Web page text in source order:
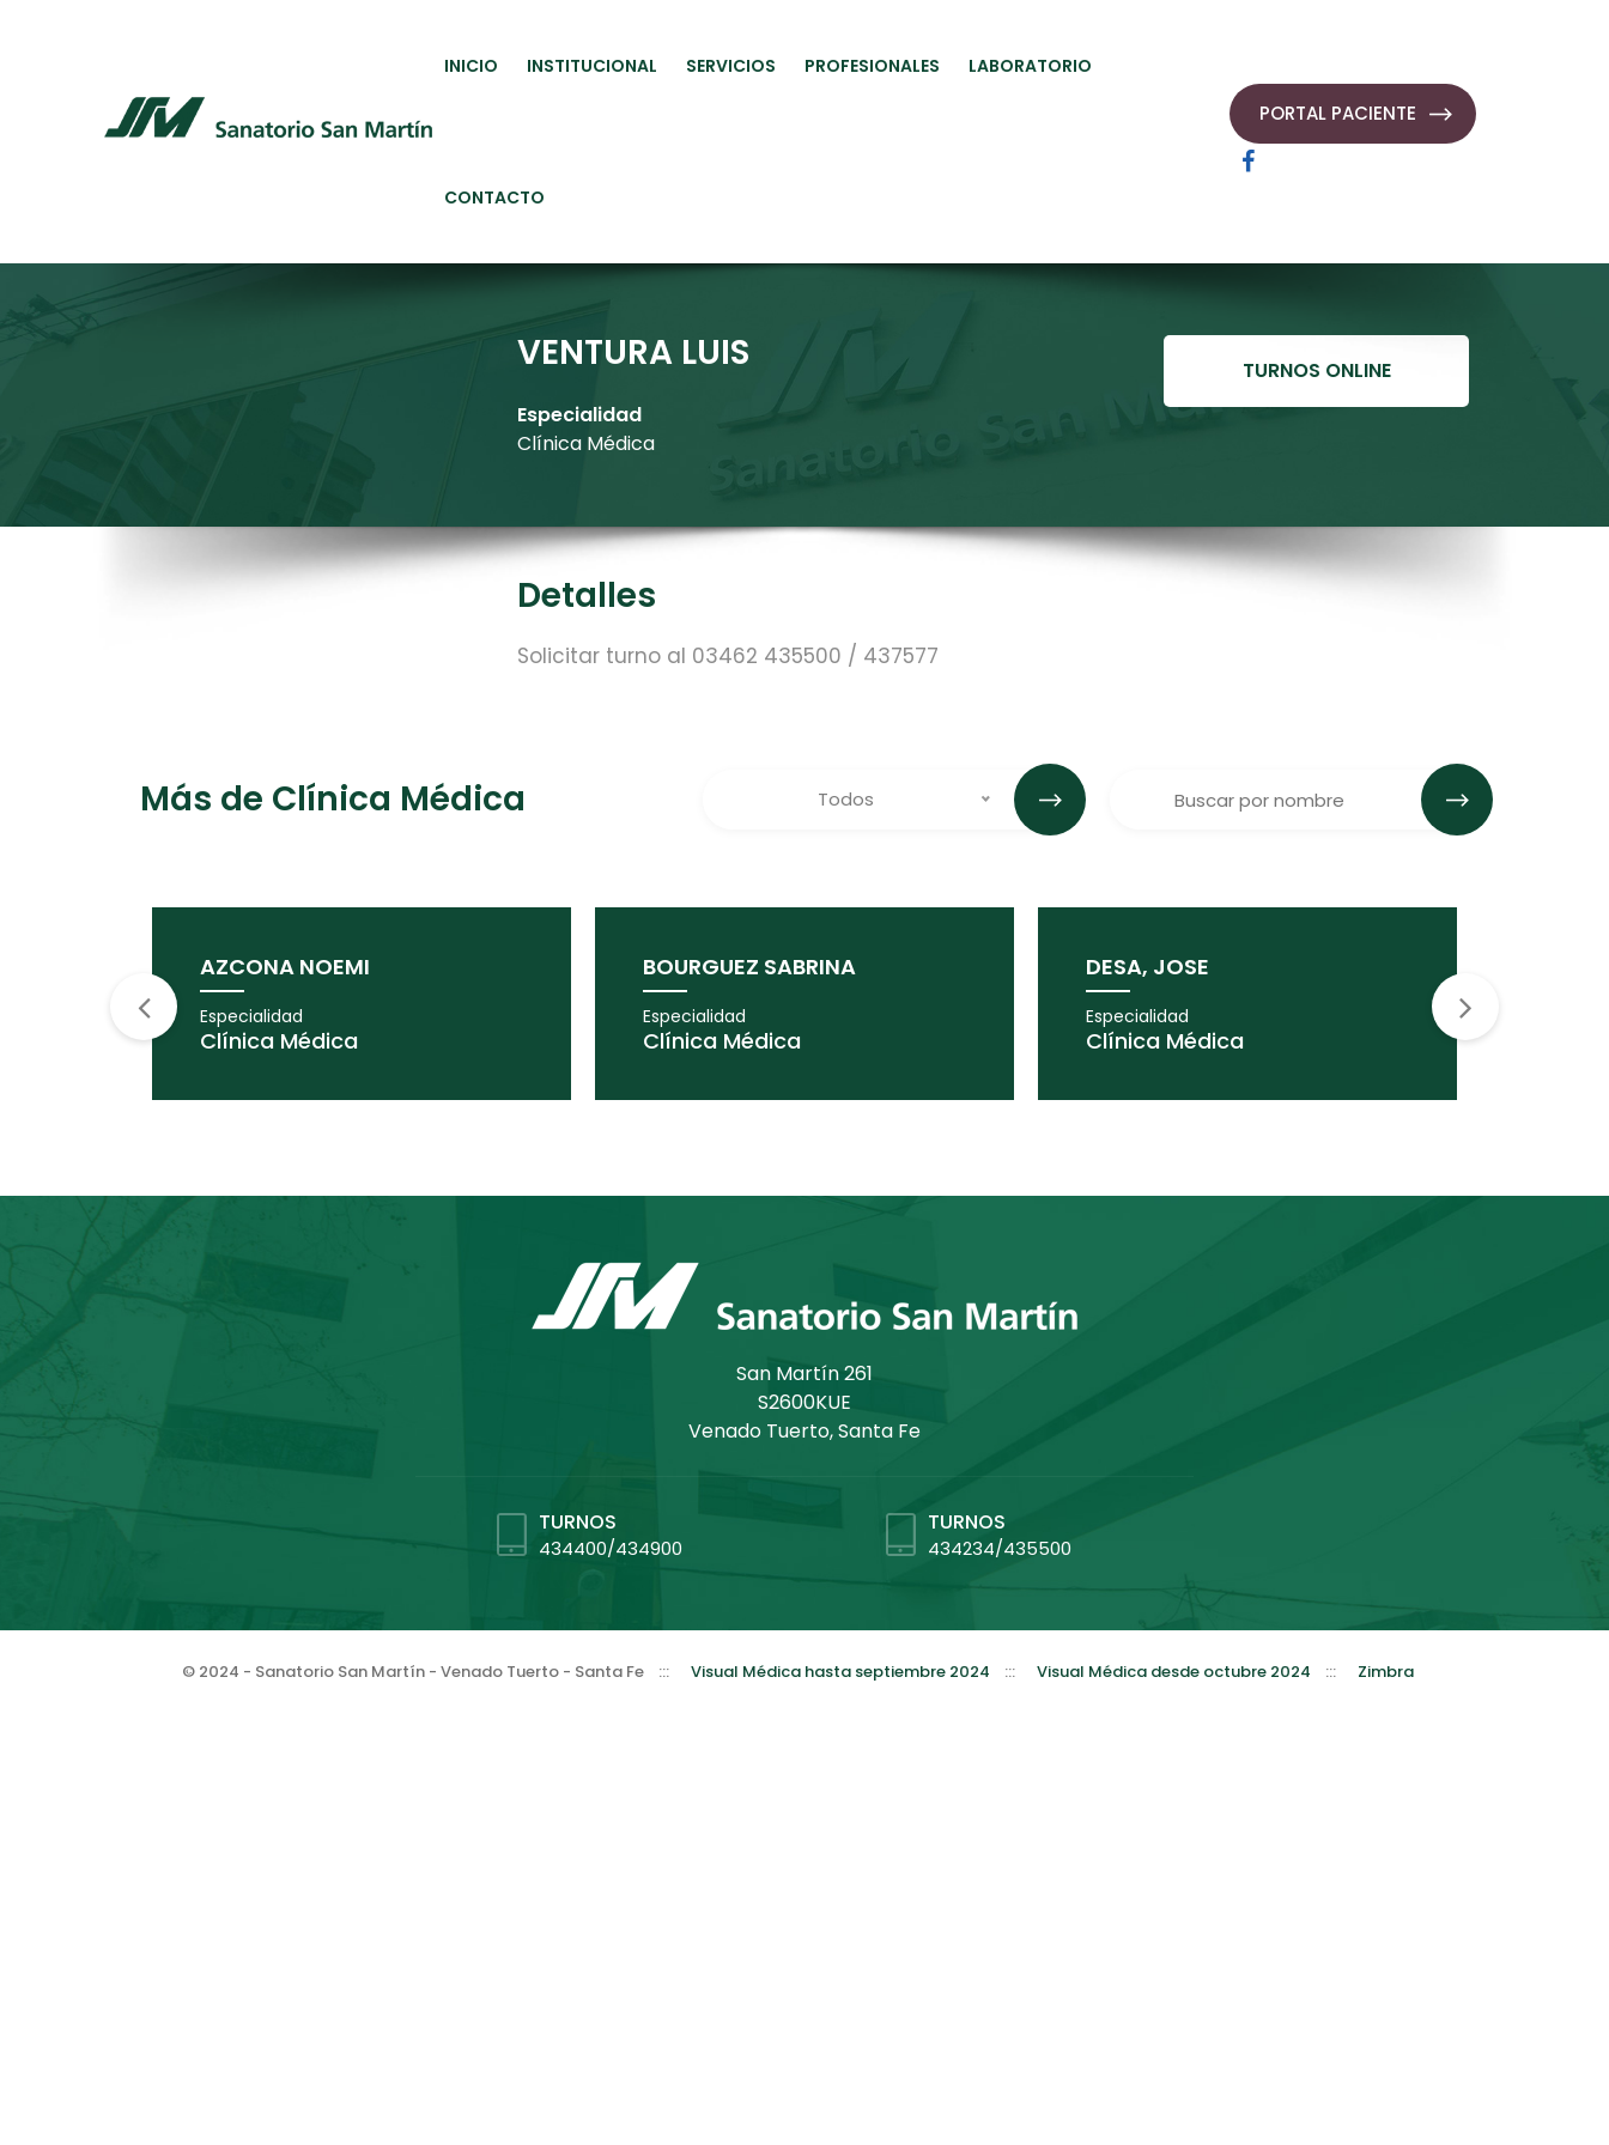
INICIO INSTITUCIONAL SERVICIOS PROFESIONALES LABORATORIO
CONTACTO
PORTAL PACIENTE
VENTURA LUIS
Especialidad
Clínica Médica
Detalles
Solicitar turno al 03462 435500 / 437577
TURNOS ONLINE
Más de Clínica Médica Todos
AZCONA NOEMI
Especialidad
Clínica Médica
BOURGUEZ SABRINA
Especialidad
Clínica Médica
DESA, JOSE
Especialidad
Clínica Médica
San Martín 261
S2600KUE
Venado Tuerto, Santa Fe
TURNOS
434400/434900
TURNOS
434234/435500
© 2024 - Sanatorio San Martín - Venado Tuerto - Santa Fe ::: Visual Médica hasta septiembre 2024 ::: Visual Médica desde octubre 2024 ::: Zimbra